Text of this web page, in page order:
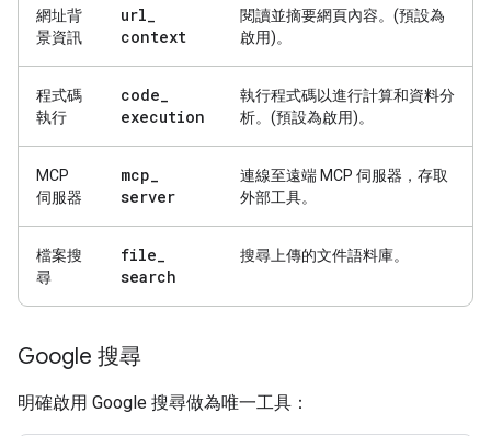
網址背
景資訊
url_
context
閱讀並摘要網頁內容。(預設為
啟用)。
程式碼
執行
code_
execution
執行程式碼以進行計算和資料分
析。(預設為啟用)。
MCP
伺服器
mcp_
server
連線至遠端 MCP 伺服器，存取
外部工具。
檔案搜
尋
file_
search
搜尋上傳的文件語料庫。
Google 搜尋
明確啟用 Google 搜尋做為唯一工具：